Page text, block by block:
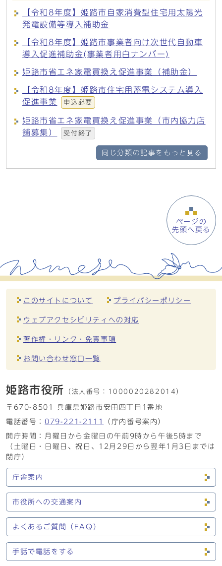
【令和8年度】姫路市自家消費型住宅用太陽光
発電設備等導入補助金
【令和8年度】姫路市事業者向け次世代自動車
導入促進補助金(事業者用白ナンバー)
姫路市省エネ家電買換え促進事業（補助金）
【令和8年度】姫路市住宅用蓄電システム導入
促進事業
申込必要
姫路市省エネ家電買換え促進事業（市内協力店
舗募集）
受付終了
同じ分類の記事をもっと見る
ページの
先頭へ戻る
このサイトについて プライバシーポリシー
ウェブアクセシビリティへの対応
著作権・リンク・免責事項
お問い合わせ窓口一覧
姫路市役所 （法人番号： 1000020282014）
〒670-8501 兵庫県姫路市安田四丁目1番地
電話番号： 079-221-2111
（庁内番号案内）
開庁時間：月曜日から金曜日の午前9時から午後5時まで
（土曜日・日曜日、祝日、12月29日から翌年1月3日までは
閉庁）
庁舎案内
市役所への交通案内
よくあるご質問（FAQ）
手話で電話をする